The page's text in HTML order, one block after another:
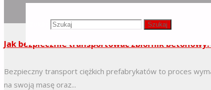
Szukaj
Jak bezpiecznie transportować zbiornik
Bezpieczny transport ciężkich prefabrykatów to proces
na swoją masę oraz...